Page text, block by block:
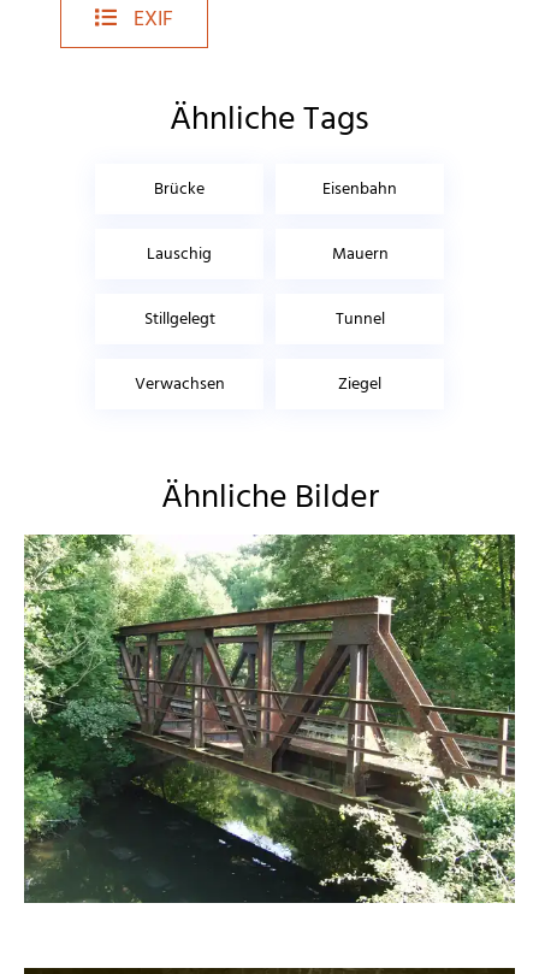
EXIF
Ähnliche Tags
Brücke Eisenbahn
Lauschig Mauern
Stillgelegt Tunnel
Verwachsen Ziegel
Ähnliche Bilder
xm318